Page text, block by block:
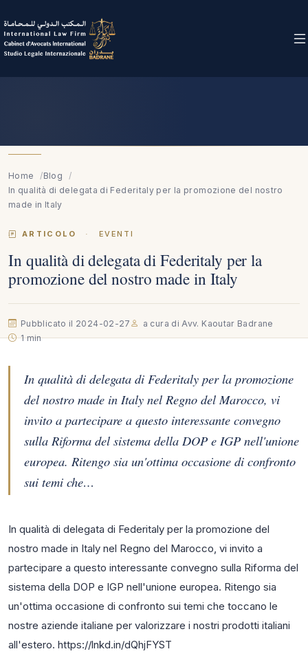
Home
Blog
In qualità di delegata di Federitaly per la promozione del nostro
made in Italy
ARTICOLO · EVENTI
In qualità di delegata di Federitaly per la
promozione del nostro made in Italy
Pubblicato il 2024-02-27
a cura di Avv. Kaoutar Badrane
1 min
In qualità di delegata di Federitaly per la promozione
del nostro made in Italy nel Regno del Marocco, vi
invito a partecipare a questo interessante convegno
sulla Riforma del sistema della DOP e IGP nell'unione
europea. Ritengo sia un'ottima occasione di confronto
sui temi che…
In qualità di delegata di Federitaly per la promozione del
nostro made in Italy nel Regno del Marocco, vi invito a
partecipare a questo interessante convegno sulla Riforma del
sistema della DOP e IGP nell'unione europea. Ritengo sia
un'ottima occasione di confronto sui temi che toccano le
nostre aziende italiane per valorizzare i nostri prodotti italiani
all'estero. https://lnkd.in/dQhjFYST